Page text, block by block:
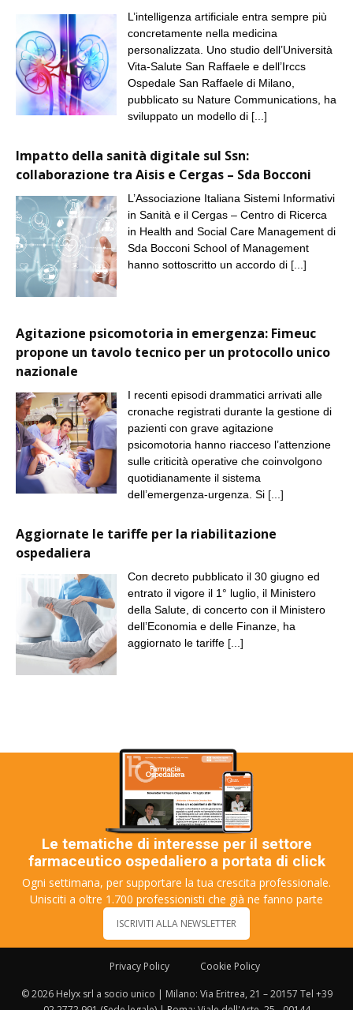
L’intelligenza artificiale entra sempre più
concretamente nella medicina
personalizzata. Uno studio dell’Università
Vita-Salute San Raffaele e dell’Irccs
Ospedale San Raffaele di Milano,
pubblicato su Nature Communications, ha
sviluppato un modello di [...]
Impatto della sanità digitale sul Ssn:
collaborazione tra Aisis e Cergas – Sda Bocconi
L’Associazione Italiana Sistemi Informativi
in Sanità e il Cergas – Centro di Ricerca
in Health and Social Care Management di
Sda Bocconi School of Management
hanno sottoscritto un accordo di [...]
Agitazione psicomotoria in emergenza: Fimeuc
propone un tavolo tecnico per un protocollo unico
nazionale
I recenti episodi drammatici arrivati alle
cronache registrati durante la gestione di
pazienti con grave agitazione
psicomotoria hanno riacceso l’attenzione
sulle criticità operative che coinvolgono
quotidianamente il sistema
dell’emergenza-urgenza. Si [...]
Aggiornate le tariffe per la riabilitazione
ospedaliera
Con decreto pubblicato il 30 giugno ed
entrato il vigore il 1° luglio, il Ministero
della Salute, di concerto con il Ministero
dell’Economia e delle Finanze, ha
aggiornato le tariffe [...]
Le tematiche di interesse per il settore
farmaceutico ospedaliero a portata di click
Ogni settimana, per supportare la tua crescita professionale.
Unisciti a oltre 1.700 professionisti che già ne fanno parte
ISCRIVITI ALLA NEWSLETTER
Privacy Policy Cookie Policy
© 2026 Helyx srl a socio unico | Milano: Via Eritrea, 21 – 20157 Tel +39